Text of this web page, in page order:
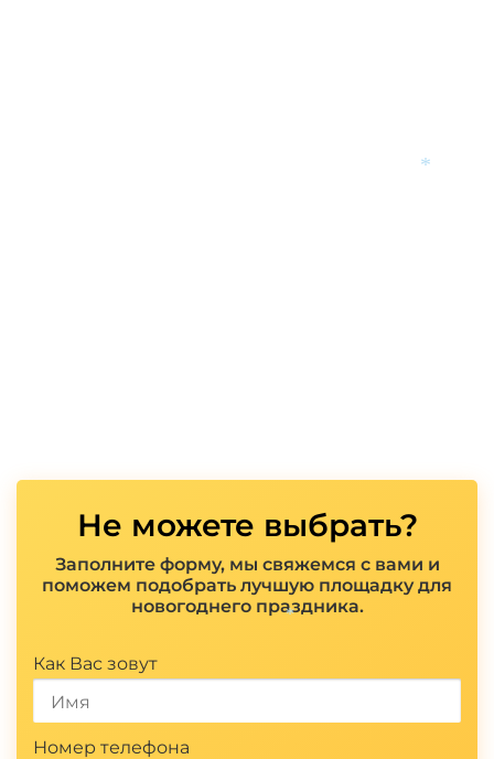
Не можете выбрать?
Заполните форму, мы свяжемся с вами и
поможем подобрать лучшую площадку для
новогоднего праздника.
Как Вас зовут
Номер телефона